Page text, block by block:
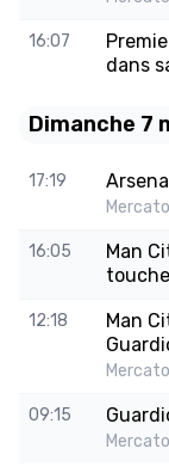
16:07
dans
Dimanche 7
17:19
16:05
Man
12:18
Man
Mercato
09:15